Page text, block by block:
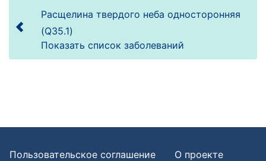
Расщелина твердого неба односторонняя
(Q35.1)
Показать список заболеваний
Пользовательское соглашение
О проекте